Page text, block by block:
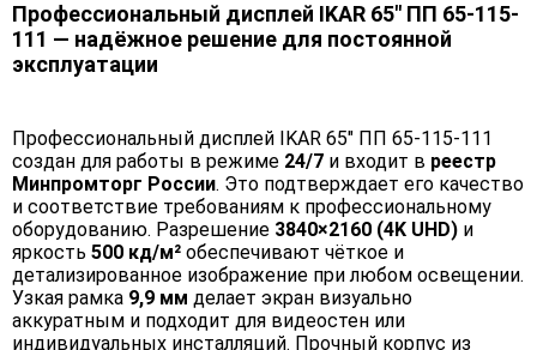
Профессиональный дисплей IKAR 65" ПП 65-115-
111 — надёжное решение для постоянной
эксплуатации
Профессиональный дисплей IKAR 65" ПП 65-115-111
создан для работы в режиме 24/7 и входит в реестр
Минпромторг России. Это подтверждает его качество
и соответствие требованиям к профессиональному
оборудованию. Разрешение 3840×2160 (4K UHD) и
яркость 500 кд/м² обеспечивают чёткое и
детализированное изображение при любом освещении.
Узкая рамка 9,9 мм делает экран визуально
аккуратным и подходит для видеостен или
индивидуальных инсталляций. Прочный корпус из